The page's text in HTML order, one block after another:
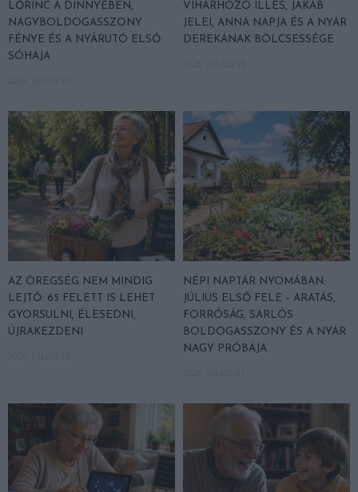
LŐRINC A DINNYÉBEN,
NAGYBOLDOGASSZONY
FÉNYE ÉS A NYÁRUTÓ ELSŐ
SÓHAJA
VIHARHOZÓ ILLÉS, JAKAB
JELEI, ANNA NAPJA ÉS A NYÁR
DEREKÁNAK BÖLCSESSÉGE
AZ ÖREGSÉG NEM MINDIG
LEJTŐ: 65 FELETT IS LEHET
GYORSULNI, ÉLESEDNI,
ÚJRAKEZDENI
NÉPI NAPTÁR NYOMÁBAN:
JÚLIUS ELSŐ FELE – ARATÁS,
FORRÓSÁG, SARLÓS
BOLDOGASSZONY ÉS A NYÁR
NAGY PRÓBÁJA